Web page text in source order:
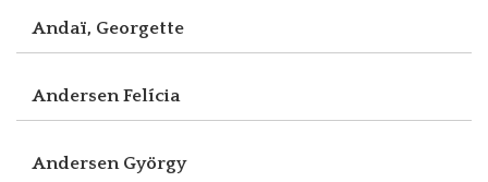
Andaï, Georgette
Andersen Felícia
Andersen György